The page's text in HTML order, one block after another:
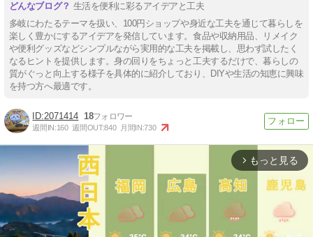
生活を便利に彩るアイデアと工夫
多岐にわたるテーマを扱い、100円ショップや身近な工夫を通じて暮らしを
楽しく豊かにするアイデアを発信しています。食品や収納用品、リメイク
や便利グッズなどシンプルながら実用的な工夫を掲載し、思わず試したく
なるヒントを提供します。身の回りをちょっと工夫するだけで、暮らしの
質がぐっと向上する様子を具体的に紹介しており、DIYや生活の知恵に興味
を持つ方へ最適です。
2071414 18
週間IN:160 週間OUT:840 月間IN:730
arrow_forward_ios もっと見る